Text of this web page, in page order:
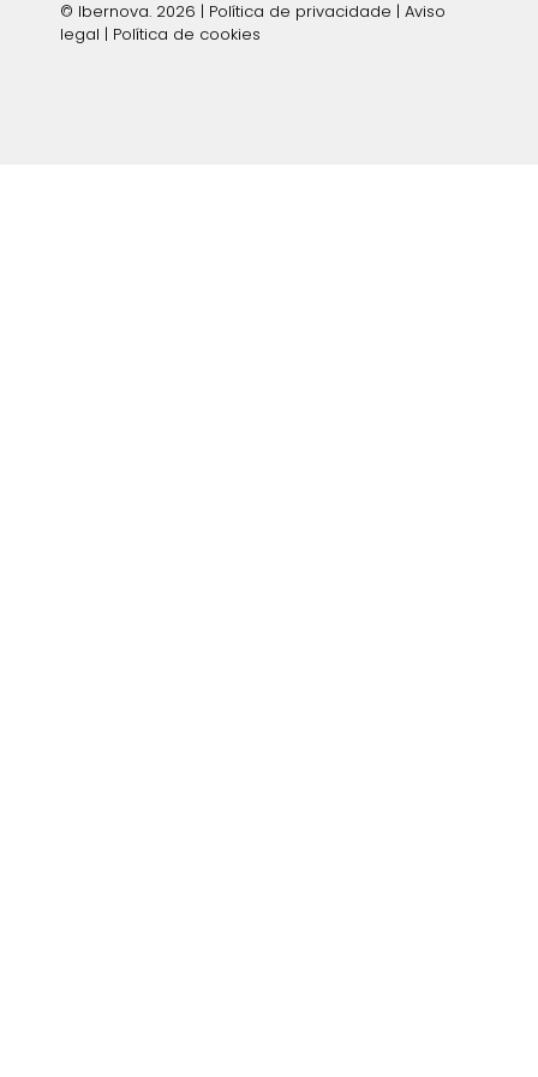
© Ibernova. 2026 | Política de privacidade | Aviso
legal | Política de cookies